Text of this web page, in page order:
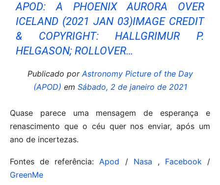
APOD: A PHOENIX AURORA OVER
ICELAND (2021 JAN 03)IMAGE CREDIT
& COPYRIGHT: HALLGRIMUR P.
HELGASON; ROLLOVER…
Publicado porAstronomy Picture of the Day
(APOD) em Sábado, 2 de janeiro de 2021
Quase parece uma mensagem de esperança e
renascimento que o céu quer nos enviar, após um
ano de incertezas.
Fontes de referência: Apod / Nasa , Facebook/
GreenMe